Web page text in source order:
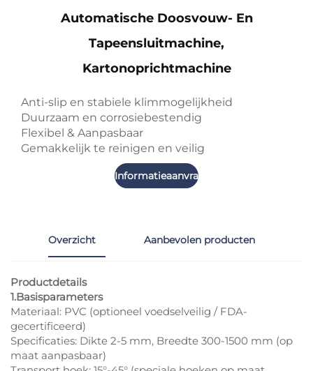
Automatische Doosvouw- En
Tapeensluitmachine,
Kartonoprichtmachine
Anti-slip en stabiele klimmogelijkheid
Duurzaam en corrosiebestendig
Flexibel & Aanpasbaar
Gemakkelijk te reinigen en veilig
Informatieaanvraag
Overzicht Aanbevolen producten
Productdetails
1.Basisparameters
Materiaal: PVC (optioneel voedselveilig / FDA-
gecertificeerd)
Specificaties: Dikte 2-5 mm, Breedte 300-1500 mm (op
maat aanpasbaar)